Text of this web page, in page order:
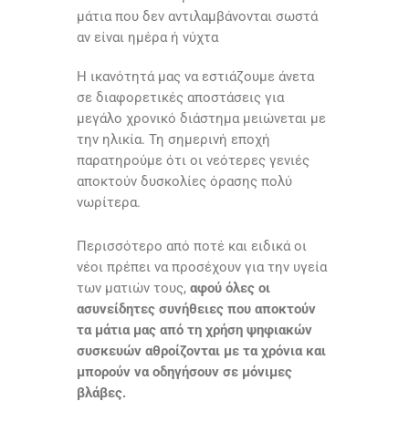
μάτια που δεν αντιλαμβάνονται σωστά
αν είναι ημέρα ή νύχτα
H ικανότητά μας να εστιάζουμε άνετα
σε διαφορετικές αποστάσεις για
μεγάλο χρονικό διάστημα μειώνεται με
την ηλικία. Τη σημερινή εποχή
παρατηρούμε ότι οι νεότερες γενιές
αποκτούν δυσκολίες όρασης πολύ
νωρίτερα.
Περισσότερο από ποτέ και ειδικά οι
νέοι πρέπει να προσέχουν για την υγεία
των ματιών τους, αφού όλες οι
ασυνείδητες συνήθειες που αποκτούν
τα μάτια μας από τη χρήση ψηφιακών
συσκευών αθροίζονται με τα χρόνια και
μπορούν ναοδηγήσουν σε μόνιμες
βλάβες.